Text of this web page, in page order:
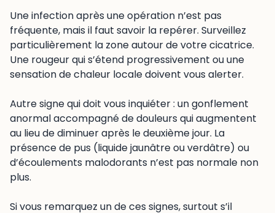
Une infection après une opération n’est pas
fréquente, mais il faut savoir la repérer. Surveillez
particulièrement la zone autour de votre cicatrice.
Une rougeur qui s’étend progressivement ou une
sensation de chaleur locale doivent vous alerter.
Autre signe qui doit vous inquiéter : un gonflement
anormal accompagné de douleurs qui augmentent
au lieu de diminuer après le deuxième jour. La
présence de pus (liquide jaunâtre ou verdâtre) ou
d’écoulements malodorants n’est pas normale non
plus.
Si vous remarquez un de ces signes, surtout s’il